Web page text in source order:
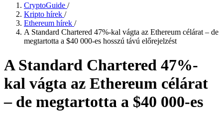
CryptoGuide /
Kripto hírek /
Ethereum hírek /
A Standard Chartered 47%-kal vágta az Ethereum célárat – de
megtartotta a $40 000-es hosszú távú előrejelzést
A Standard Chartered 47%-
kal vágta az Ethereum célárat
– de megtartotta a $40 000-es